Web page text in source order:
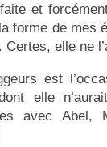
et
forme de mes
Certes, elle ne
est
elle
avec Abel,